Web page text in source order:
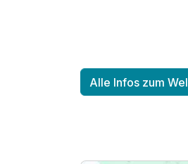
Für 4 Tage
Alle Infos zum